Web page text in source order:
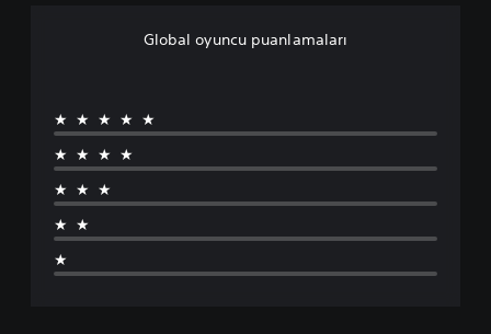
Global oyuncu puanlamaları
★★★★★
★★★★
★★★
★★
★